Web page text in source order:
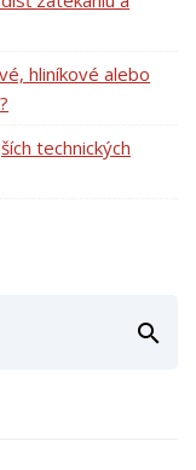
hliníkové alebo
technických
